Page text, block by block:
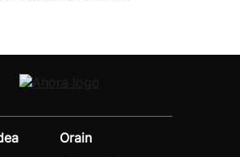
Orain